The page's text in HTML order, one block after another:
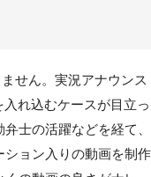
せん。実況アナウンス
れ込むケースが目立っ
士の活躍などを経て、
ョン入りの動画を制作